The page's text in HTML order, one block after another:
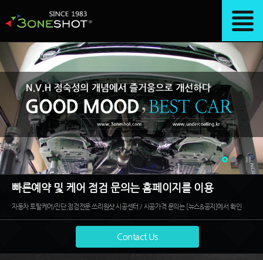
빠른예약 및 케어 점검 문의는 홈페이지를 이용
자동차 토탈케어/진단,점검전문 쓰리원샷 시공센터 / 시공가격 문의는 [뉴스&공지]에서 확인
Contact Us